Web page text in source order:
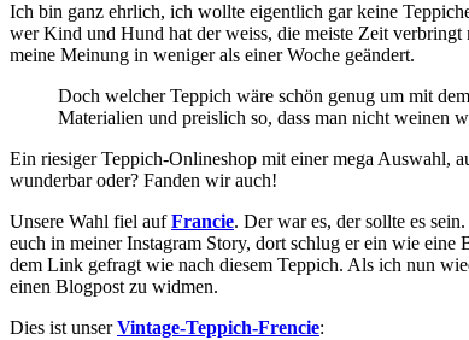
Ich bin ganz ehrlich, ich wollte eigentlich gar keine
wer Kind und Hund hat der weiss, die meiste Zeit
meine Meinung in weniger als einer Woche geändert.
Doch welcher Teppich wäre schön genug um mit
Materialien und preislich so, dass man nicht weinen
Ein riesiger Teppich-Onlineshop mit einer mega Auswahl,
wunderbar oder? Fanden wir auch!
Unsere Wahl fiel aufFrancie. Der war es, der sollte es
euch in meiner Instagram Story, dort schlug er ein wie eine
dem Link gefragt wie nach diesem Teppich. Als ich nun
einen Blogpost zu widmen.
Dies ist unserVintage-Teppich-Frencie: